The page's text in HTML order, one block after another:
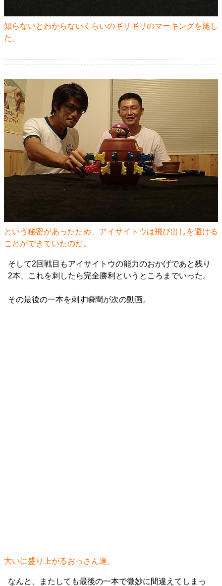
知らないとわからないくらいのギリギリのマーキングを施し
た。
という秘密があったため、アイサイトウは飛び出しを避ける
ことができていたのだ。
そして2回戦目もアイサイトウの能力のおかげであと残り
2本、これを刺したら完全勝利というところまでいった。
その最後の一本を刺す瞬間が次の動画。
大いに盛り上がるおっさん達。
なんと、またしても最後の一本で微妙に間違えてしまっ